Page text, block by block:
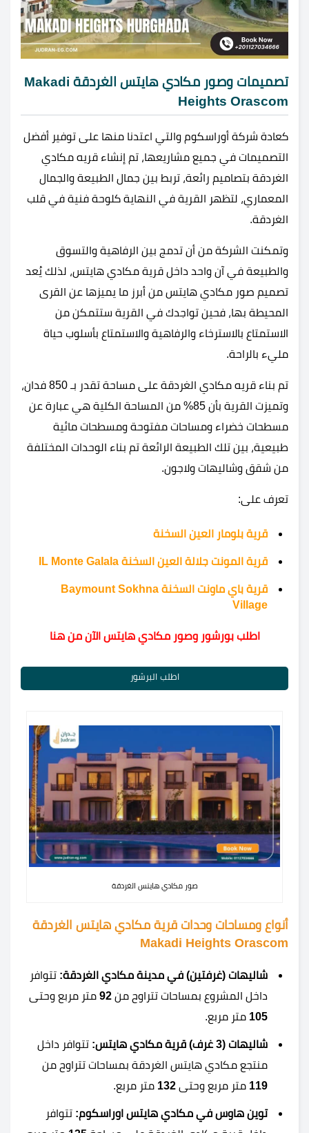
تصميمات وصور مكادي هايتس الغردقة Makadi
Heights Orascom
كعادة شركة أوراسكوم والتي اعتدنا منها على توفير أفضل
التصميمات في جميع مشاريعها، تم إنشاء قريه مكادي
الغردقة بتصاميم رائعة، تربط بين جمال الطبيعة والجمال
المعماري، لتظهر القرية في النهاية كلوحة فنية في قلب
الغردقة.
وتمكنت الشركة من أن تدمج بين الرفاهية والتسوق
والطبيعة في آن واحد داخل قرية مكادي هايتس، لذلك يُعد
تصميم صور مكادي هايتس من أبرز ما يميزها عن القرى
المحيطة بها، فحين تواجدك في القرية ستتمكن من
الاستمتاع بالاسترخاء والرفاهية والاستمتاع بأسلوب حياة
مليء بالراحة.
تم بناء قريه مكادي الغردقة على مساحة تقدر بـ 850 فدان،
وتميزت القرية بأن 85% من المساحة الكلية هي عبارة عن
مسطحات خضراء ومساحات مفتوحة ومسطحات مائية
طبيعية، بين تلك الطبيعة الرائعة تم بناء الوحدات المختلفة
من شقق وشاليهات ولاجون.
تعرف على:
قرية بلومار العين السخنة
قرية المونت جلالة العين السخنة IL Monte Galala
قرية باي ماونت السخنة Baymount Sokhna
Village
اطلب بورشور وصور مكادي هايتس الآن من هنا
اطلب البرشور
صور مكادي هايتس الغردقة
أنواع ومساحات وحدات قرية مكادي هايتس الغردقة
Makadi Heights Orascom
شاليهات (غرفتين) في مدينة مكادي الغردقة: تتوافر
داخل المشروع بمساحات تتراوح من 92 متر مربع وحتى
105 متر مربع.
شاليهات (3 غرف) قرية مكادي هايتس:
تتوافر داخل
منتجع مكادي هايتس الغردقة بمساحات تتراوح من
119 متر مربع وحتى 132 متر مربع.
توين هاوس في مكادي هايتس اوراسكوم: تتوافر